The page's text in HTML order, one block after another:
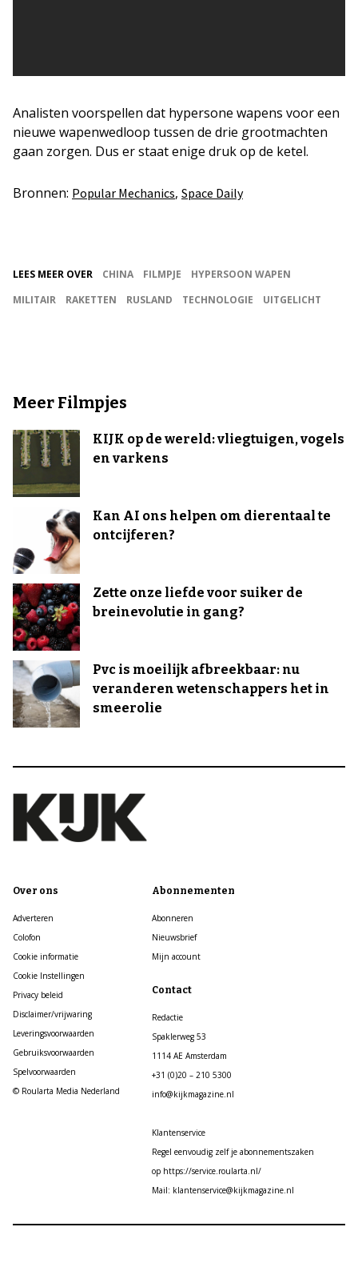
Analisten voorspellen dat hypersone wapens voor een
nieuwe wapenwedloop tussen de drie grootmachten
gaan zorgen. Dus er staat enige druk op de ketel.
Bronnen: Popular Mechanics, Space Daily
LEES MEER OVER CHINA FILMPJE
HYPERSOON WAPEN
MILITAIR
RAKETTEN RUSLAND TECHNOLOGIE UITGELICHT
Meer Filmpjes
KIJK op de wereld: vliegtuigen, vogels
en varkens
Kan AI ons helpen om dierentaal te
ontcijferen?
Zette onze liefde voor suiker de
breinevolutie in gang?
Pvc is moeilijk afbreekbaar: nu
veranderen wetenschappers het in
smeerolie
Over ons
Adverteren
Colofon
Cookie informatie
Cookie Instellingen
Privacy beleid
Disclaimer/vrijwaring
Leveringsvoorwaarden
Gebruiksvoorwaarden
Spelvoorwaarden
© Roularta Media Nederland
Abonnementen
Abonneren
Nieuwsbrief
Mijn account
Contact
Redactie
Spaklerweg 53
1114 AE Amsterdam
+31 (0)20 – 210 5300
info@kijkmagazine.nl
Klantenservice
Regel eenvoudig zelf je abonnementszaken
op https://service.roularta.nl/
Mail: klantenservice@kijkmagazine.nl